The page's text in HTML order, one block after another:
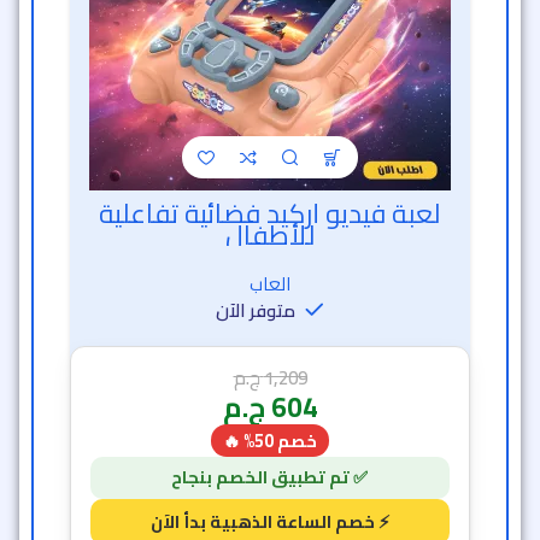
1,209ج.م
604ج.م
خصم 50% 🔥
56 دقيقة و 12 ثانية
7